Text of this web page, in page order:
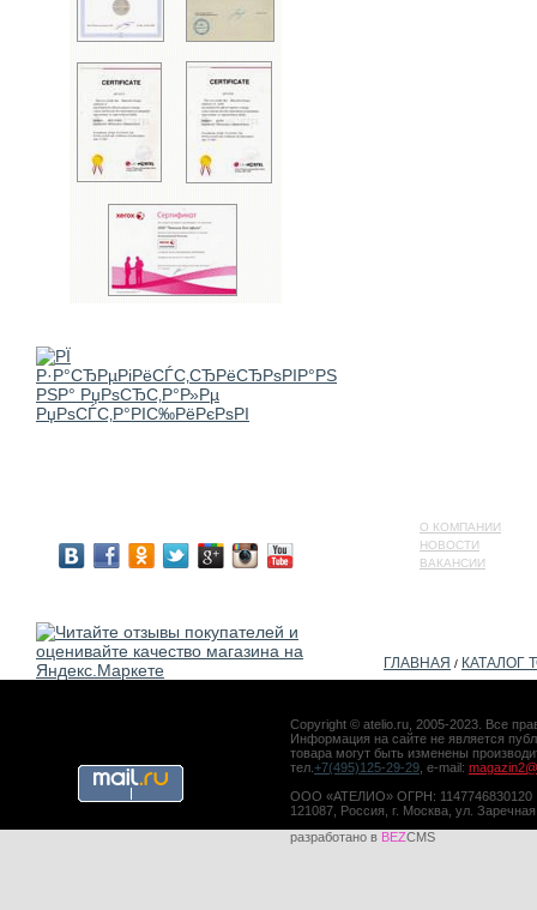
О КОМПАНИИ
НОВОСТИ
ВАКАНСИИ
ГЛАВНАЯ / КАТАЛОГ
Copyright © atelio.ru, 2005-2023. Все
Информация на сайте не является
товара могут быть изменены
тел. +7(495)125-29-29 , e-mail:
ООО «АТЕЛИО» ОГРН: 1147746830120
121087, Россия, г. Москва, ул.
разработано в BEZCMS